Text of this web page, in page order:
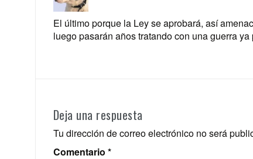
El último porque la Ley se aprobará, así
luego pasarán años tratando con una guerra ya
Deja una respuesta
Tu dirección de correo electrónico no será
Comentario *